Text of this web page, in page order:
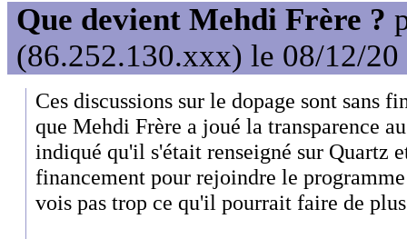
Que devient Mehdi Frère ?
(86.252.130.xxx) le 08/12/20
Ces discussions sur le dopage sont sans
que Mehdi Frère a joué la transparence
indiqué qu'il s'était renseigné sur Quartz
financement pour rejoindre le
vois pas trop ce qu'il pourrait faire de plus